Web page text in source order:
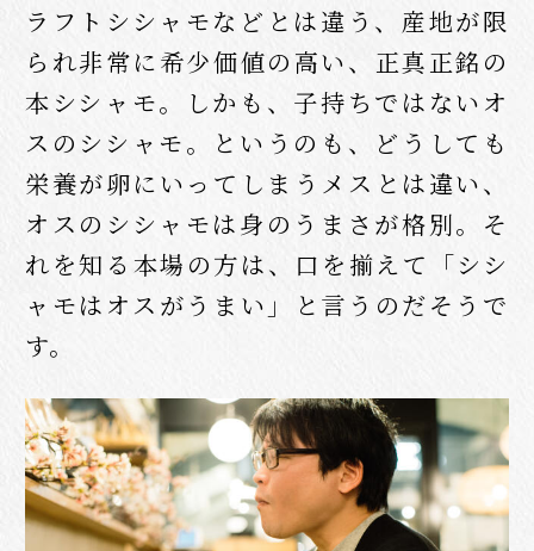
ラフトシシャモなどとは違う、産地が限
られ非常に希少価値の高い、正真正銘の
本シシャモ。しかも、子持ちではないオ
スのシシャモ。というのも、どうしても
栄養が卵にいってしまうメスとは違い、
オスのシシャモは身のうまさが格別。そ
れを知る本場の方は、口を揃えて「シシ
ャモはオスがうまい」と言うのだそうで
す。